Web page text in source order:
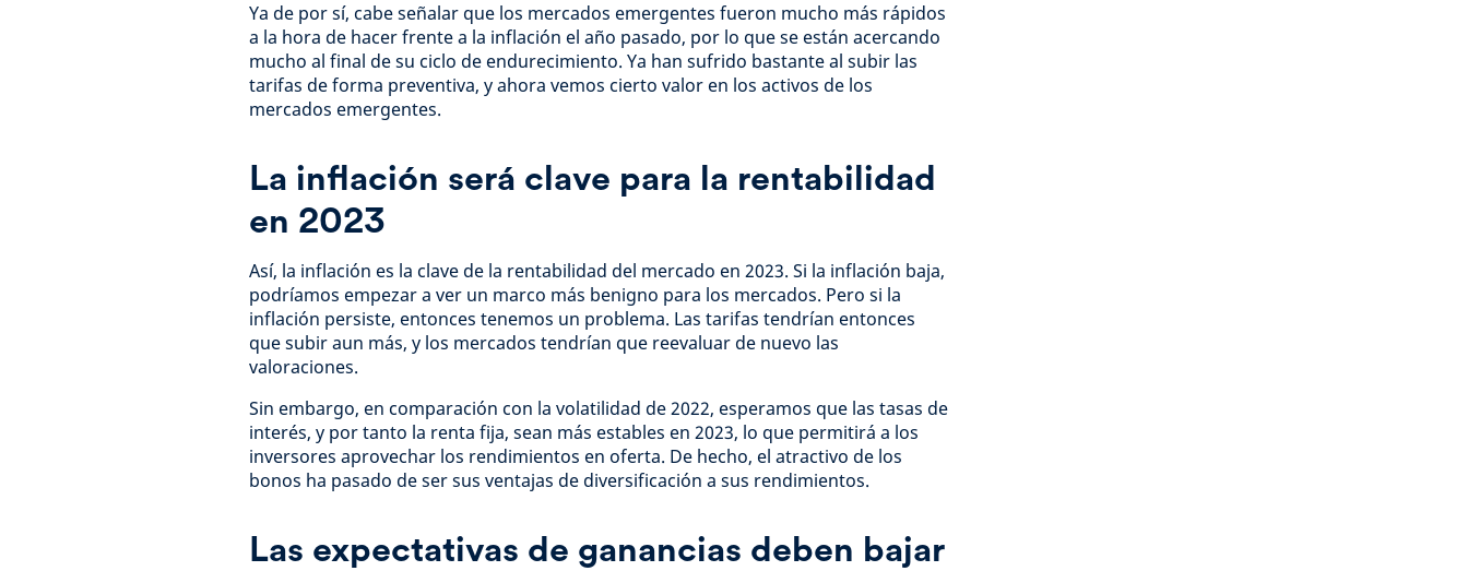
Ya de por sí, cabe señalar que los mercados emergentes fueron mucho más rápidos
a la hora de hacer frente a la inflación el año pasado, por lo que se están acercando
mucho al final de su ciclo de endurecimiento. Ya han sufrido bastante al subir las
tarifas de forma preventiva, y ahora vemos cierto valor en los activos de los
mercados emergentes.
La inflación será clave para la rentabilidad
en 2023
Así, la inflación es la clave de la rentabilidad del mercado en 2023. Si la inflación baja,
podríamos empezar a ver un marco más benigno para los mercados. Pero si la
inflación persiste, entonces tenemos un problema. Las tarifas tendrían entonces
que subir aun más, y los mercados tendrían que reevaluar de nuevo las
valoraciones.
Sin embargo, en comparación con la volatilidad de 2022, esperamos que las tasas de
interés, y por tanto la renta fija, sean más estables en 2023, lo que permitirá a los
inversores aprovechar los rendimientos en oferta. De hecho, el atractivo de los
bonos ha pasado de ser sus ventajas de diversificación a sus rendimientos.
Las expectativas de ganancias deben bajar